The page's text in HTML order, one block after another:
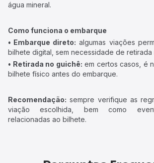
água mineral.
Como funciona o embarque
• Embarque direto: algumas viações
bilhete digital, sem necessidade de retirada
• Retirada no guichê: em certos casos, é
bilhete físico antes do embarque.
Recomendação: sempre verifique as
viação escolhida, bem como
relacionadas ao bilhete.